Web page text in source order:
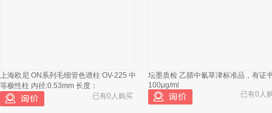
2
PAC ReformulyserM3多维气相色谱仪
器 驱动器 订货号：28431.003
上海欧尼 ON系列毛细管色谱柱 OV-225 中
等极性柱 内径:0.53mm 长度：
已有0人购买
坛墨质检 乙腈中氰草津标准品，有证
100μg/ml
已有0人